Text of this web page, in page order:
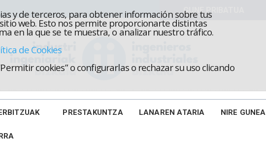
y de terceros, para obtener información sobre tus
web. Esto nos permite proporcionarte distintas
en la que se te muestra, o analizar nuestro tráfico.
de Cookies
cookies” o configurarlas o rechazar su uso clicando
PRESTAKUNTZA LANAREN ATARIA NIRE GUNEA